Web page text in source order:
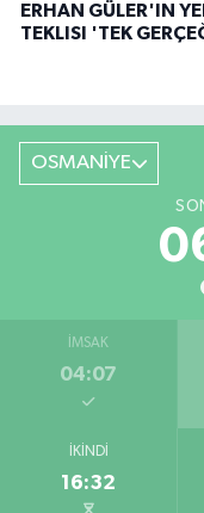
ERHAN GÜLER'IN
TEKLISI 'TEK
OSMANİYE
İMSAK
04:07
İKINDI
16:32